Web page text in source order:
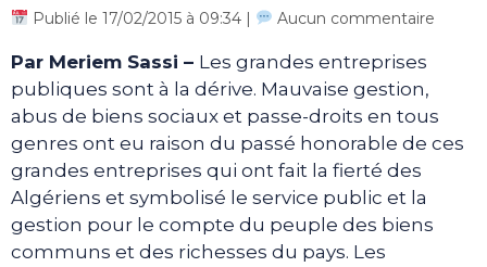
Publié le 17/02/2015 à 09:34 | Aucun commentaire
Par Meriem Sassi – Les grandes entreprises
publiques sont à la dérive. Mauvaise gestion,
abus de biens sociaux et passe-droits en tous
genres ont eu raison du passé honorable de ces
grandes entreprises qui ont fait la fierté des
Algériens et symbolisé le service public et la
gestion pour le compte du peuple des biens
communs et des richesses du pays. Les